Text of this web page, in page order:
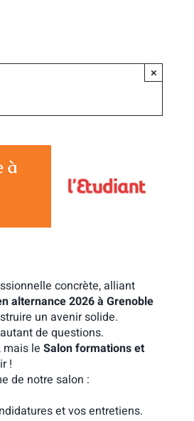
×
à
concrète, alliant
alternance 2026 à Grenoble
un avenir solide.
de questions.
mais le Salon formations et
!
de notre salon :
et vos entretiens.